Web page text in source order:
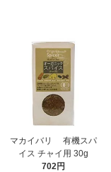
マカイバリ 有機スパ
イス チャイ用 30g
702円